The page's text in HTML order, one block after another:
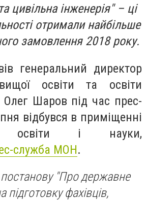
цивільна інженерія" – ці
отримали найбільше
замовлення 2018 року.
генеральний директор
освіти та освіти
Шаров під час прес-
відбувся в приміщенні
освіти і науки,
служба МОН.
"Про державне
фахівців,